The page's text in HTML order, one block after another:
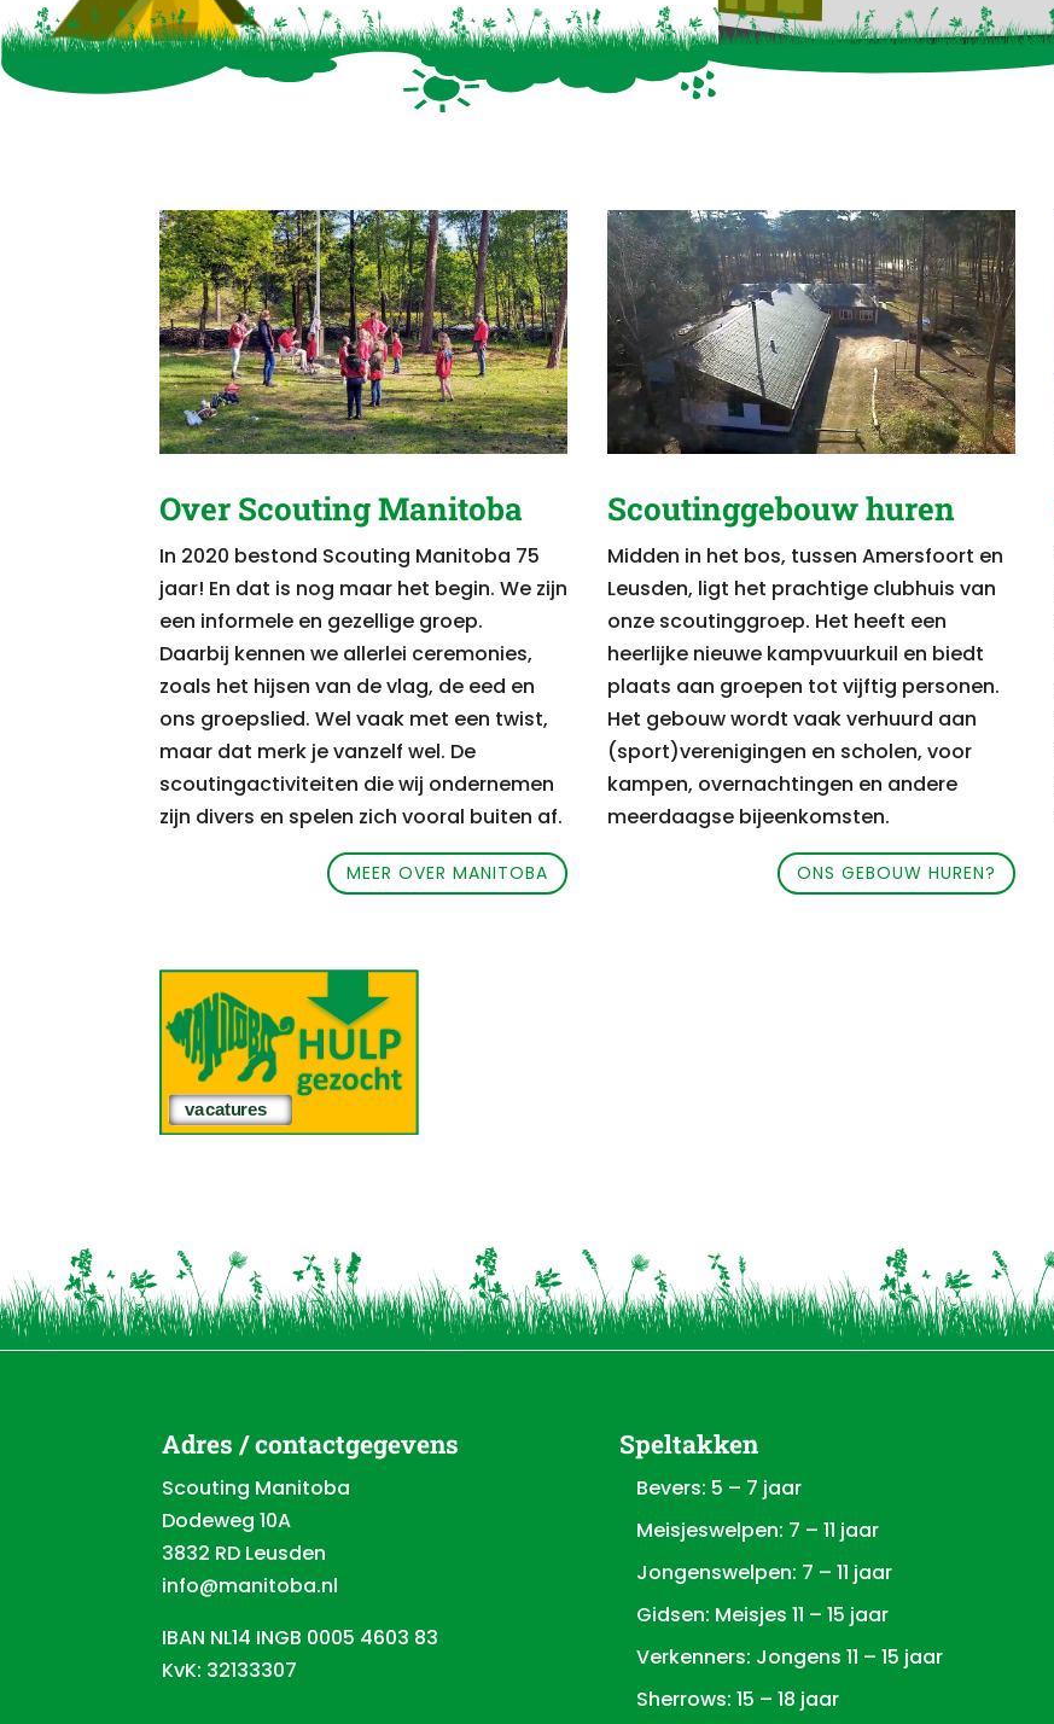
Over Scouting Manitoba
In 2020 bestond Scouting Manitoba 75
jaar! En dat is nog maar het begin. We zijn
een informele en gezellige groep.
Daarbij kennen we allerlei ceremonies,
zoals het hijsen van de vlag, de eed en
ons groepslied. Wel vaak met een twist,
maar dat merk je vanzelf wel. De
scoutingactiviteiten die wij ondernemen
zijn divers en spelen zich vooral buiten af.
MEER OVER MANITOBA
Scoutinggebouw huren
Midden in het bos, tussen Amersfoort en
Leusden, ligt het prachtige clubhuis van
onze scoutinggroep. Het heeft een
heerlijke nieuwe kampvuurkuil en biedt
plaats aan groepen tot vijftig personen.
Het gebouw wordt vaak verhuurd aan
(sport)verenigingen en scholen, voor
kampen, overnachtingen en andere
meerdaagse bijeenkomsten.
ONS GEBOUW HUREN?
Adres / contactgegevens
Scouting Manitoba
Dodeweg 10A
3832 RD Leusden
info@manitoba.nl
IBAN NL14 INGB 0005 4603 83
KvK: 32133307
Speltakken
Bevers: 5 – 7 jaar
Meisjeswelpen: 7 – 11 jaar
Jongenswelpen: 7 – 11 jaar
Gidsen: Meisjes 11 – 15 jaar
Verkenners: Jongens 11 – 15 jaar
Sherrows: 15 – 18 jaar